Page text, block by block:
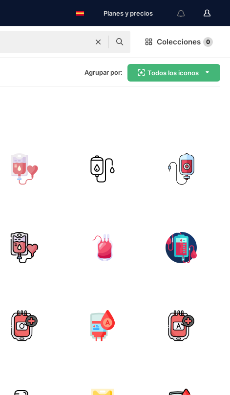
Planes y precios
Colecciones 0
Agrupar por: Todos los iconos